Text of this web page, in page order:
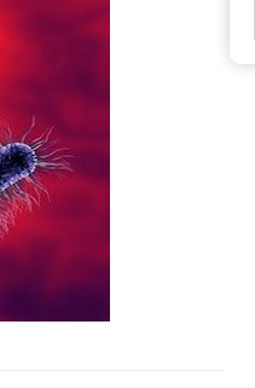
l'apprentissage de la
Mordue par une tique en
vacances, elle reste dans